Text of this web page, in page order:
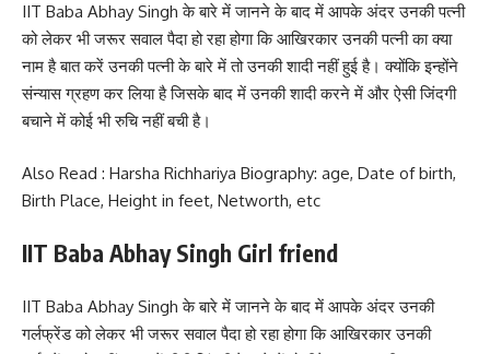
IIT Baba Abhay Singh के बारे में जानने के बाद में आपके अंदर उनकी पत्नी
को लेकर भी जरूर सवाल पैदा हो रहा होगा कि आखिरकार उनकी पत्नी का क्या
नाम है बात करें उनकी पत्नी के बारे में तो उनकी शादी नहीं हुई है। क्योंकि इन्होंने
संन्यास ग्रहण कर लिया है जिसके बाद में उनकी शादी करने में और ऐसी जिंदगी
बचाने में कोई भी रुचि नहीं बची है।
Also Read : Harsha Richhariya Biography: age, Date of birth,
Birth Place, Height in feet, Networth, etc
IIT Baba Abhay Singh Girl friend
IIT Baba Abhay Singh के बारे में जानने के बाद में आपके अंदर उनकी
गर्लफ्रेंड को लेकर भी जरूर सवाल पैदा हो रहा होगा कि आखिरकार उनकी